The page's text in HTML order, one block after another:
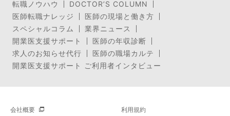
転職ノウハウ
DOCTOR’S COLUMN
医師転職ナレッジ
医師の現場と働き方
スペシャルコラム
業界ニュース
開業医支援サポート
医師の年収診断
求人のお知らせ代行
医師の職場カルテ
開業医支援サポート ご利用者インタビュー
会社概要 利用規約